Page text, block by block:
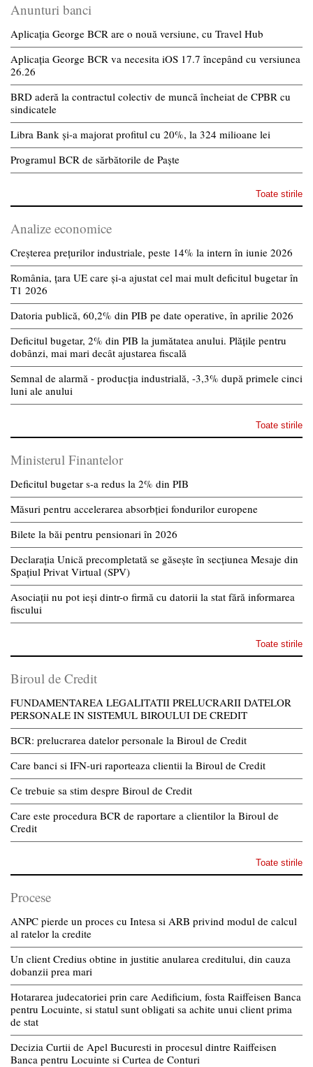
Anunturi banci
Aplicația George BCR are o nouă versiune, cu Travel Hub
Aplicația George BCR va necesita iOS 17.7 începând cu versiunea
26.26
BRD aderă la contractul colectiv de muncă încheiat de CPBR cu
sindicatele
Libra Bank și-a majorat profitul cu 20%, la 324 milioane lei
Programul BCR de sărbătorile de Paște
Toate stirile
Analize economice
Creșterea prețurilor industriale, peste 14% la intern în iunie 2026
România, țara UE care și-a ajustat cel mai mult deficitul bugetar în
T1 2026
Datoria publică, 60,2% din PIB pe date operative, în aprilie 2026
Deficitul bugetar, 2% din PIB la jumătatea anului. Plățile pentru
dobânzi, mai mari decât ajustarea fiscală
Semnal de alarmă - producția industrială, -3,3% după primele cinci
luni ale anului
Toate stirile
Ministerul Finantelor
Deficitul bugetar s-a redus la 2% din PIB
Măsuri pentru accelerarea absorbției fondurilor europene
Bilete la băi pentru pensionari în 2026
Declarația Unică precompletată se găsește în secțiunea Mesaje din
Spațiul Privat Virtual (SPV)
Asociații nu pot ieși dintr-o firmă cu datorii la stat fără informarea
fiscului
Toate stirile
Biroul de Credit
FUNDAMENTAREA LEGALITATII PRELUCRARII DATELOR
PERSONALE IN SISTEMUL BIROULUI DE CREDIT
BCR: prelucrarea datelor personale la Biroul de Credit
Care banci si IFN-uri raporteaza clientii la Biroul de Credit
Ce trebuie sa stim despre Biroul de Credit
Care este procedura BCR de raportare a clientilor la Biroul de
Credit
Toate stirile
Procese
ANPC pierde un proces cu Intesa si ARB privind modul de calcul
al ratelor la credite
Un client Credius obtine in justitie anularea creditului, din cauza
dobanzii prea mari
Hotararea judecatoriei prin care Aedificium, fosta Raiffeisen Banca
pentru Locuinte, si statul sunt obligati sa achite unui client prima
de stat
Decizia Curtii de Apel Bucuresti in procesul dintre Raiffeisen
Banca pentru Locuinte si Curtea de Conturi